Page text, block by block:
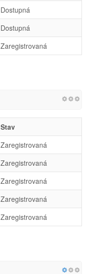
Dostupná
Dostupná
Zaregistrovaná
Stav
Zaregistrovaná
Zaregistrovaná
Zaregistrovaná
Zaregistrovaná
Zaregistrovaná